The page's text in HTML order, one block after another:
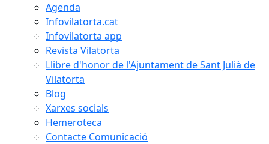
Agenda
Infovilatorta.cat
Infovilatorta app
Revista Vilatorta
Llibre d'honor de l'Ajuntament de Sant Julià de
Vilatorta
Blog
Xarxes socials
Hemeroteca
Contacte Comunicació